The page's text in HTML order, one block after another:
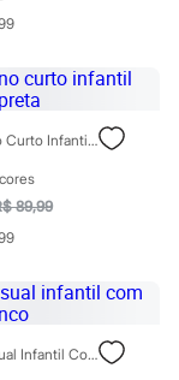
Bota Cano Curto Infantil Tratorada Preta
cores
89,99
Tênis Casual Infantil Com Velcro Branco